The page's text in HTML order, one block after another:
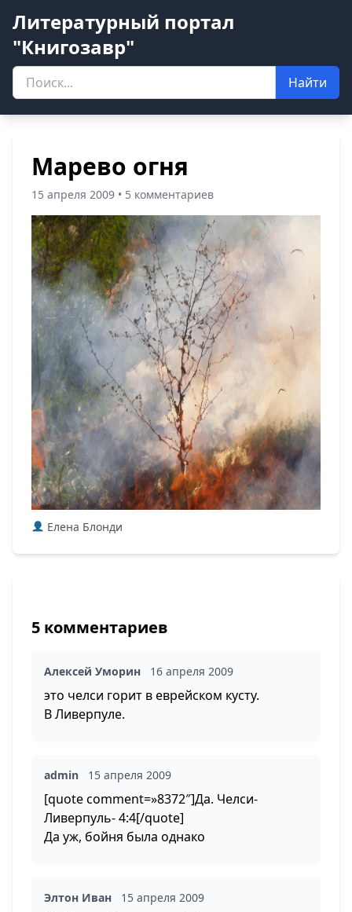
Литературный портал
"Книгозавр"
Найти
Марево огня
15 апреля 2009 • 5 комментариев
Елена Блонди
5 комментариев
Алексей Уморин 16 апреля 2009
это челси горит в еврейском кусту.
В Ливерпуле.
admin 15 апреля 2009
[quote comment=»8372″]Да. Челси-
Ливерпуль- 4:4[/quote]
Да уж, бойня была однако
Элтон Иван 15 апреля 2009